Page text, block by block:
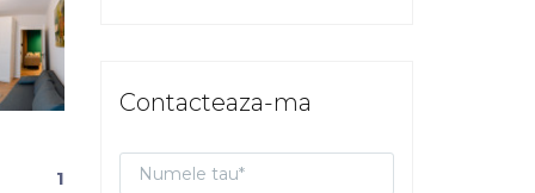
1
Contacteaza-ma